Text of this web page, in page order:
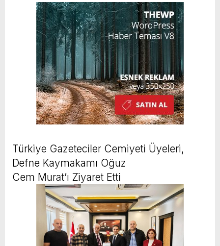
Türkiye Gazeteciler Cemiyeti Üyeleri,
Defne Kaymakamı Oğuz
Cem Murat’ı Ziyaret Etti